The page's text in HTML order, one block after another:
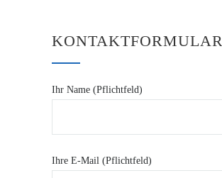
KONTAKTFORMULAR
Ihr Name (Pflichtfeld)
Ihre E-Mail (Pflichtfeld)